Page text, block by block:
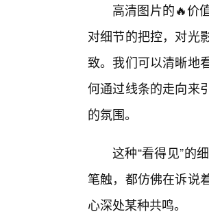
高清图片的🔥价
对细节的把控，对光
致。我们可以清晰地
何通过线条的走向来
的氛围。
这种“看得见”的
笔触，都仿佛在诉说
心深处某种共鸣。